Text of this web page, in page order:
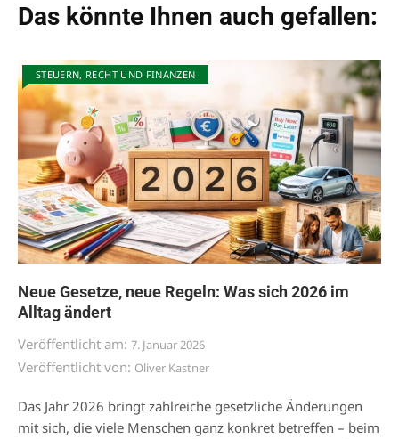
Das könnte Ihnen auch gefallen:
STEUERN, RECHT UND FINANZEN
Neue Gesetze, neue Regeln: Was sich 2026 im
Alltag ändert
Veröffentlicht am: 7. Januar 2026
Veröffentlicht von: Oliver Kastner
Das Jahr 2026 bringt zahlreiche gesetzliche Änderungen
mit sich, die viele Menschen ganz konkret betreffen – beim